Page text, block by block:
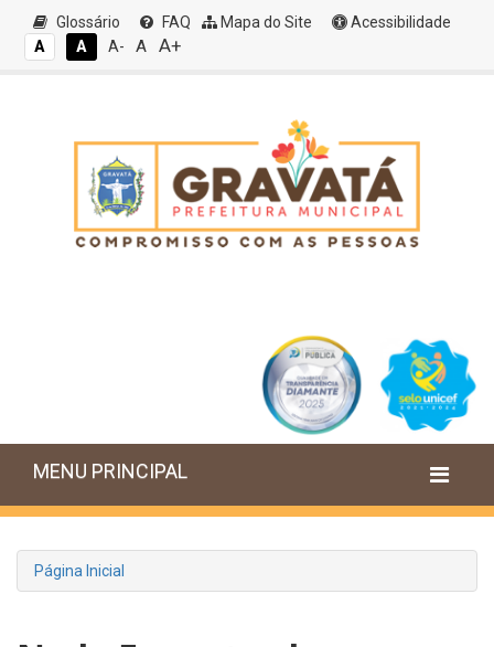
Glossário FAQ Mapa do Site
Acessibilidade
A
A A- A A+
MENU PRINCIPAL
Página Inicial